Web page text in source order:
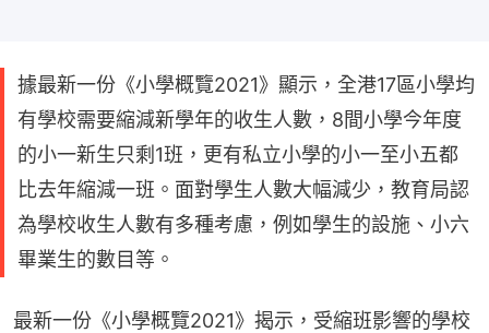
據最新一份《小學概覽2021》顯示，全港17區小學均
有學校需要縮減新學年的收生人數，8間小學今年度
的小一新生只剩1班，更有私立小學的小一至小五都
比去年縮減一班。面對學生人數大幅減少，教育局認
為學校收生人數有多種考慮，例如學生的設施、小六
畢業生的數目等。
最新一份《小學概覽2021》揭示，受縮班影響的學校